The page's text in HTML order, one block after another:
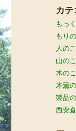
カテ
もっ
もり
人の
山の
木の
木薫
製品
西粟